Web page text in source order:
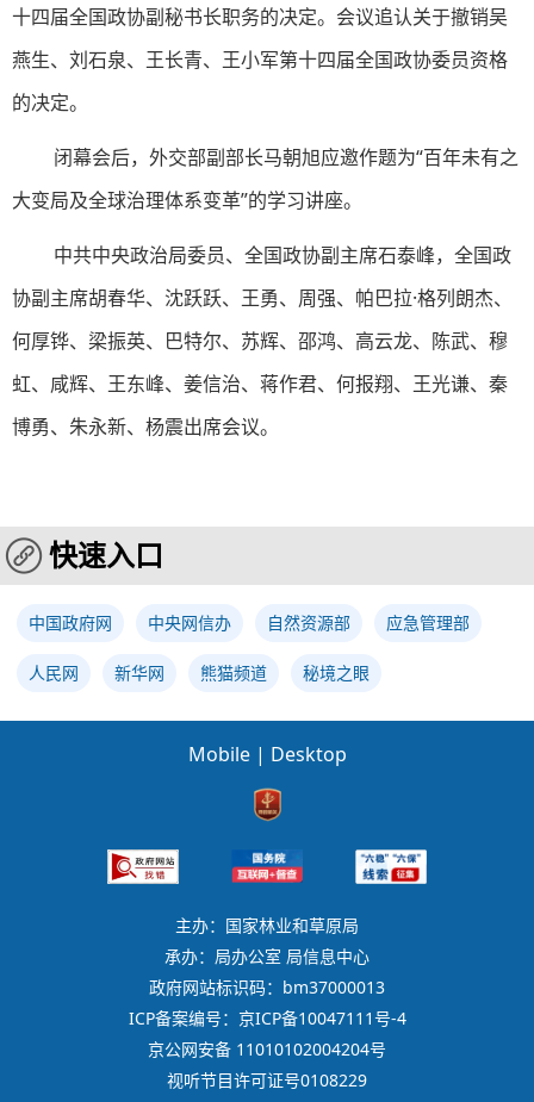
十四届全国政协副秘书长职务的决定。会议追认关于撤销吴
燕生、刘石泉、王长青、王小军第十四届全国政协委员资格
的决定。
闭幕会后，外交部副部长马朝旭应邀作题为“百年未有之
大变局及全球治理体系变革”的学习讲座。
中共中央政治局委员、全国政协副主席石泰峰，全国政
协副主席胡春华、沈跃跃、王勇、周强、帕巴拉·格列朗杰、
何厚铧、梁振英、巴特尔、苏辉、邵鸿、高云龙、陈武、穆
虹、咸辉、王东峰、姜信治、蒋作君、何报翔、王光谦、秦
博勇、朱永新、杨震出席会议。
快速入口
中国政府网 中央网信办 自然资源部 应急管理部
人民网 新华网 熊猫频道 秘境之眼
Mobile | Desktop
主办：国家林业和草原局
承办：局办公室 局信息中心
政府网站标识码：bm37000013
ICP备案编号：京ICP备10047111号-4
京公网安备 11010102004204号
视听节目许可证号0108229